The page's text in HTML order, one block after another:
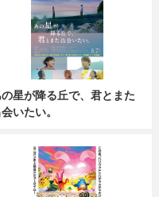
の星が降る丘で、君とまた
いたい。